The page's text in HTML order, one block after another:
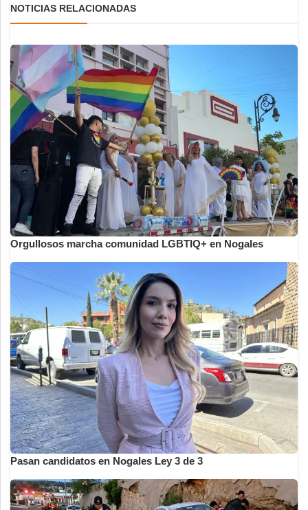
NOTICIAS RELACIONADAS
Orgullosos marcha comunidad LGBTIQ+ en Nogales
Pasan candidatos en Nogales Ley 3 de 3